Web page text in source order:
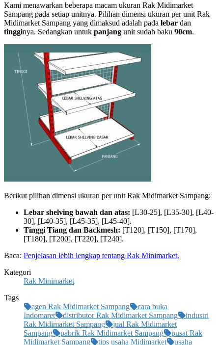
Kami menawarkan beberapa macam ukuran Rak Midimarket
Sampang pada setiap unitnya. Pilihan dimensi ukuran per unit Rak
Midimarket Sampang yang dimaksud adalah pada lebar dan
tingginya. Sedangkan untuk panjang unit sudah baku 90cm.
Berikut pilihan dimensi ukuran per unit Rak Midimarket Sampang:
Lebar shelving bawah dan atas: [L30-25], [L35-30], [L40-
30], [L40-35], [L45-35], [L45-40].
Tinggi Tiang dan Backmesh: [T120], [T150], [T170],
[T180], [T200], [T220], [T240].
Baca: Penjelasan lebih lengkap tentang Rak Minimarket.
Kategori
Rak Minimarket
Tags
agen Rak Midimarket Sampang
cara buka
Indomaret
distributor Rak Midimarket Sampang
industri
Rak Midimarket Sampang
jual Rak Midimarket
Sampang
pabrik Rak Midimarket Sampang
pusat Rak
Midimarket Sampang
tips usaha Midimarket usaha